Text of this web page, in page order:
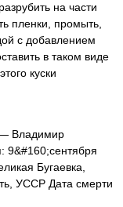
на части
пленки, промыть,
с добавлением
в таком виде
куски
Владимир
9&#160;сентября
Бугаевка,
УССР Дата смерти